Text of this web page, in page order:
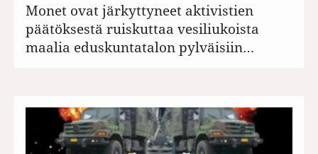
Monet ovat järkyttyneet aktivistien
päätöksestä ruiskuttaa vesiliukoista
maalia eduskuntatalon pylväisiin…